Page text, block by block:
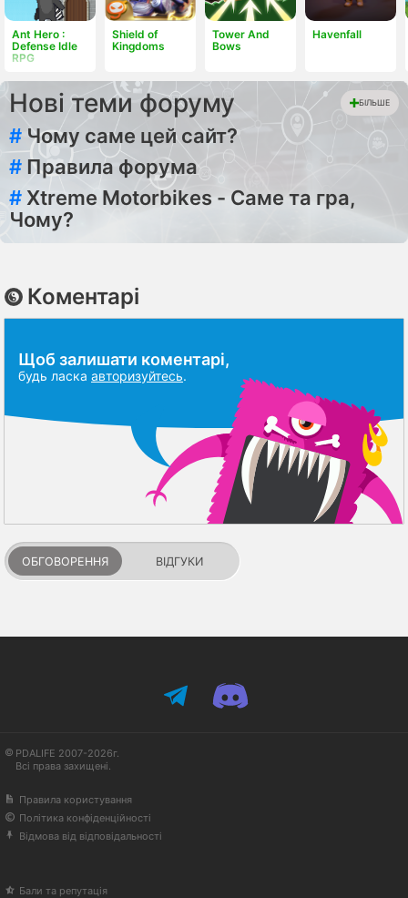
Ant Hero :
Defense Idle
RPG
Shield of
Kingdoms
Tower And
Bows
Havenfall
Нові теми форуму БІЛЬШЕ
# Чому саме цей сайт?
# Правила форума
# Xtreme Motorbikes - Саме та гра,
Чому?
Коментарі
Щоб залишати коментарі,
будь ласка авторизуйтесь.
ОБГОВОРЕННЯ ВІДГУКИ
PDALIFE 2007-2026г.
Всі права захищені.
Правила користування
Політика конфіденційності
Відмова від відповідальності
Бали та репутація